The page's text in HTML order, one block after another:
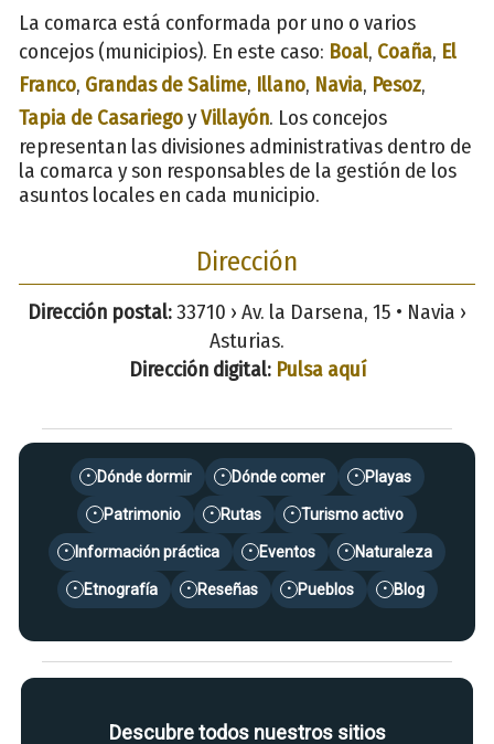
La comarca está conformada por uno o varios
concejos (municipios). En este caso: Boal, Coaña, El
Franco, Grandas de Salime, Illano, Navia, Pesoz,
Tapia de CasariegoyVillayón. Los concejos
representan las divisiones administrativas dentro de
la comarca y son responsables de la gestión de los
asuntos locales en cada municipio.
Dirección
Dirección postal:33710 › Av. la Darsena, 15 • Navia ›
Asturias.
Dirección digital: Pulsa aquí
• Dónde dormir • Dónde comer • Playas
• Patrimonio • Rutas • Turismo activo
• Información práctica • Eventos • Naturaleza
• Etnografía • Reseñas • Pueblos • Blog
Descubre todos nuestros sitios